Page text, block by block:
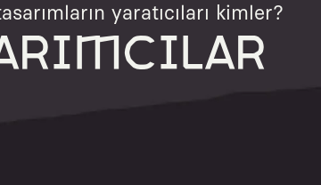
yaratıcıları kimler?